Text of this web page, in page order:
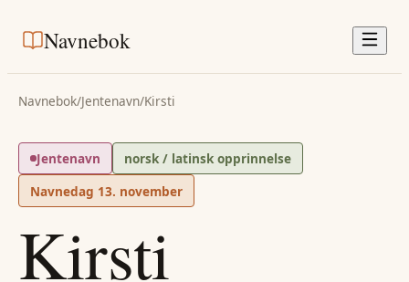
Navnebok
Navnebok/Jentenavn/Kirsti
Jentenavn
norsk / latinsk opprinnelse
Navnedag 13. november
Kirsti